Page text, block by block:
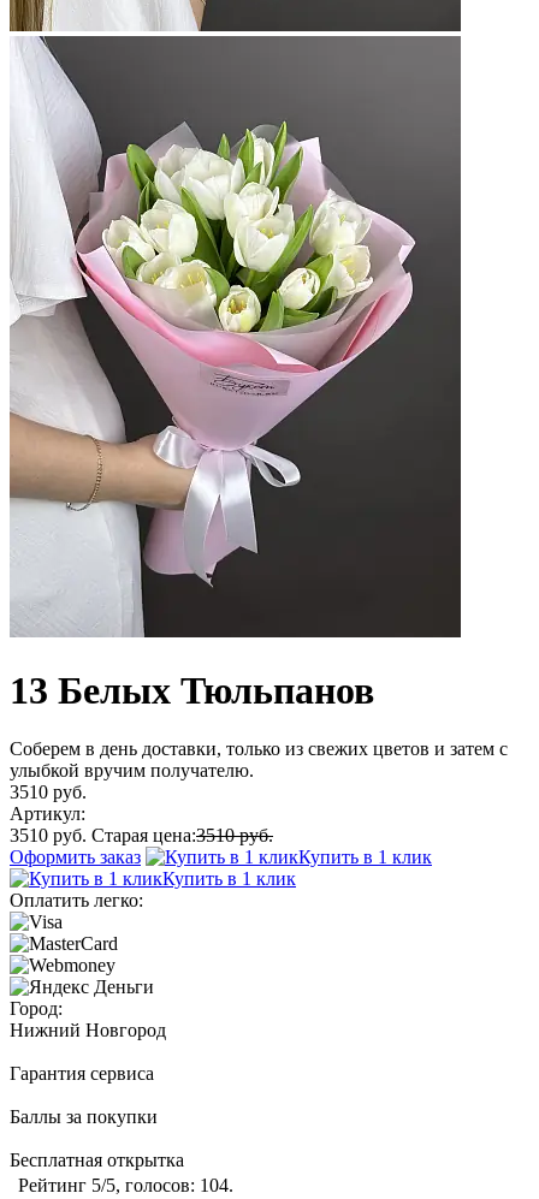
13 Белых Тюльпанов
Соберем в день доставки, только из свежих цветов и затем с
улыбкой вручим получателю.
3510 руб.
Артикул:
3510 руб. Старая цена:3510 руб.
Оформить заказ
Купить в 1 клик
Купить в 1 клик
Оплатить легко:
Город:
Нижний Новгород
Гарантия сервиса
Баллы за покупки
Бесплатная открытка
Рейтинг 5/5, голосов: 104.